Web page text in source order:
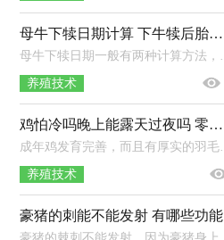
母牛下犊日期计算 下牛犊后胎衣多长时间下来
养殖技术
鸡怕冷吗晚上能露天过夜吗 零下20度能不能冻死鸡
养殖技术
豪猪的刺能不能发射 有哪些功能